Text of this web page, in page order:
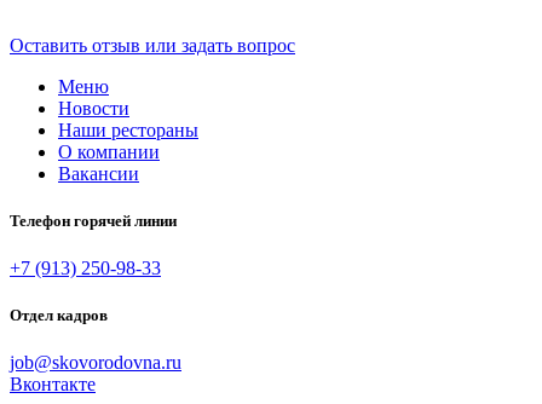
Оставить отзыв или задать вопрос
Меню
Новости
Наши рестораны
О компании
Вакансии
Телефон горячей линии
+7 (913) 250-98-33
Отдел кадров
job@skovorodovna.ru
Вконтакте